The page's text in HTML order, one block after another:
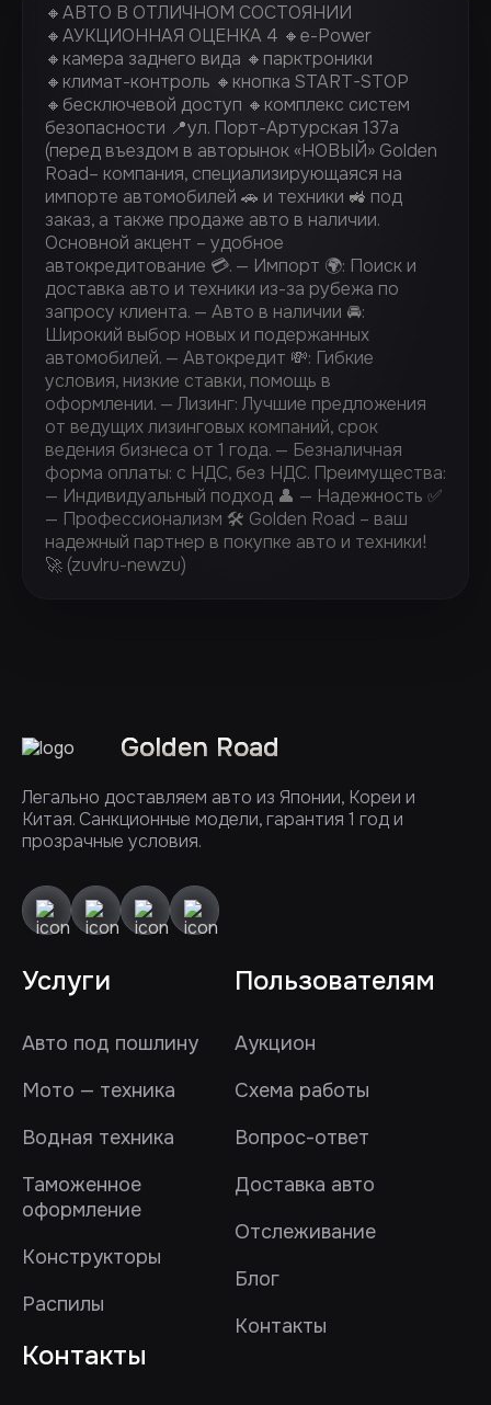
🔸АВТО В ОТЛИЧНОМ СОСТОЯНИИ
🔸АУКЦИОННАЯ ОЦЕНКА 4 🔸e-Power
🔸камера заднего вида 🔸парктроники
🔸климат-контроль 🔸кнопка START-STOP
🔸бесключевой доступ 🔸комплекс систем
безопасности 📍ул. Порт-Артурская 137а
(перед въездом в авторынок «НОВЫЙ» Golden
Road– компания, специализирующаяся на
импорте автомобилей 🚗 и техники 🚜 под
заказ, а также продаже авто в наличии.
Основной акцент – удобное
автокредитование 💳. — Импорт 🌍: Поиск и
доставка авто и техники из-за рубежа по
запросу клиента. — Авто в наличии 🚘:
Широкий выбор новых и подержанных
автомобилей. — Автокредит 💸: Гибкие
условия, низкие ставки, помощь в
оформлении. — ⁠Лизинг: Лучшие предложения
от ведущих лизинговых компаний, срок
ведения бизнеса от 1 года. — ⁠Безналичная
форма оплаты: с НДС, без НДС. Преимущества:
— Индивидуальный подход 👤 — Надежность ✅
— Профессионализм 🛠️ Golden Road – ваш
надежный партнер в покупке авто и техники!
🚀 (zuvlru-newzu)
Golden Road
Легально доставляем авто из Японии, Кореи и
Китая. Санкционные модели, гарантия 1 год и
прозрачные условия.
Услуги
Авто под пошлину
Мото — техника
Водная техника
Таможенное
оформление
Конструкторы
Распилы
Пользователям
Аукцион
Схема работы
Вопрос-ответ
Доставка авто
Отслеживание
Блог
Контакты
Контакты